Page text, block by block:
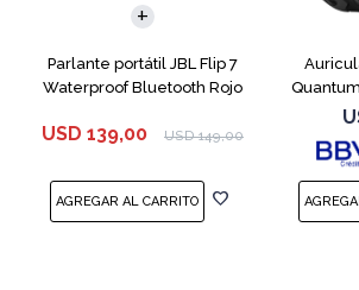
Parlante portátil JBL Flip 7
Waterproof Bluetooth Rojo
USD 139,00 USD 149,00